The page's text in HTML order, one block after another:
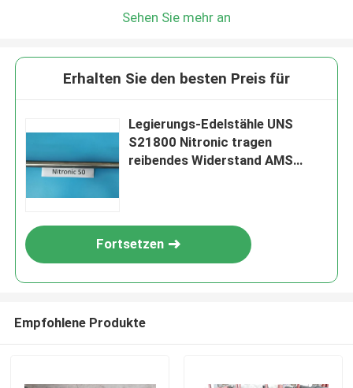
Sehen Sie mehr an
Erhalten Sie den besten Preis für
Legierungs-Edelstähle UNS
S21800 Nitronic tragen
reibendes Widerstand AMS
Fortsetzen
Empfohlene Produkte